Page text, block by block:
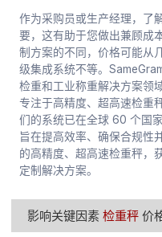
作为采购员或生产经理，了
要，这有助于您做出兼顾成
制方案的不同，价格可能从
级集成系统不等。
检重和工业称重解决方案领
专注于高精度、超高速检重
们的系统已在全球 60 个国
旨在提高效率、确保合规性
的高精度、超高速检重秤，
定制解决方案。
影响关键因素检重秤 价